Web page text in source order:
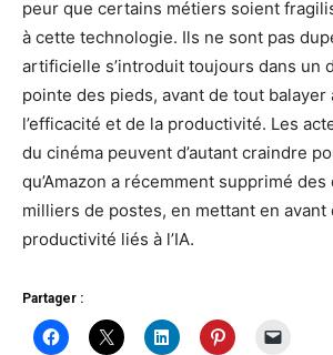
peur que certains métiers soient
à cette technologie. Ils ne sont pas
artificielle s’introduit toujours dans un
pointe des pieds, avant de tout balayer
l’efficacité et de la productivité. Les
du cinéma peuvent d’autant craindre
qu’Amazon a récemment supprimé
milliers de postes, en mettant en avant
productivité liés à l’IA.
Partager :